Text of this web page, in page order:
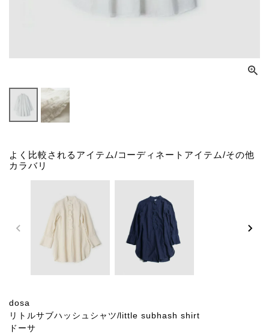
よく比較されるアイテム/コーディネートアイテム/その他
カラバリ
dosa
リトルサブハッシュシャツ/little subhash shirt
ドーサ